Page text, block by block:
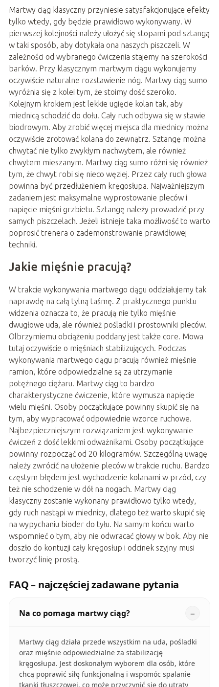
Martwy ciąg klasyczny przyniesie satysfakcjonujące efekty
tylko wtedy, gdy będzie prawidłowo wykonywany. W
pierwszej kolejności należy ułożyć się stopami pod sztangą
w taki sposób, aby dotykała ona naszych piszczeli. W
zależności od wybranego ćwiczenia stajemy na szerokości
barków. Przy klasycznym martwym ciągu wykonujemy
oczywiście naturalne rozstawienie nóg. Martwy ciąg sumo
wyróżnia się z kolei tym, że stoimy dość szeroko.
Kolejnym krokiem jest lekkie ugięcie kolan tak, aby
miednicą schodzić do dołu. Cały ruch odbywa się w stawie
biodrowym. Aby zrobić więcej miejsca dla miednicy można
oczywiście zrotować kolana do zewnątrz. Sztangę można
chwytać nie tylko zwykłym nachwytem, ale również
chwytem mieszanym. Martwy ciąg sumo różni się również
tym, że chwyt robi się nieco węziej. Przez cały ruch głowa
powinna być przedłużeniem kręgosłupa. Najważniejszym
zadaniem jest maksymalne wyprostowanie pleców i
napięcie mięśni grzbietu. Sztangę należy prowadzić przy
samych piszczelach. Jeżeli istnieje taka możliwość to warto
poprosić trenera o zademonstrowanie prawidłowej
techniki.
Jakie mięśnie pracują?
W trakcie wykonywania martwego ciągu oddziałujemy tak
naprawdę na całą tylną taśmę. Z praktycznego punktu
widzenia oznacza to, że pracują nie tylko mięśnie
dwugłowe uda, ale również pośladki i prostowniki pleców.
Olbrzymiemu obciążeniu poddany jest także core. Mowa
tutaj oczywiście o mięśniach stabilizujących. Podczas
wykonywania martwego ciągu pracują również mięśnie
ramion, które odpowiedzialne są za utrzymanie
potężnego ciężaru. Martwy ciąg to bardzo
charakterystyczne ćwiczenie, które wymusza napięcie
wielu mięśni. Osoby początkujące powinny skupić się na
tym, aby wypracować odpowiednie wzorce ruchowe.
Najbezpieczniejszym rozwiązaniem jest wykonywanie
ćwiczeń z dość lekkimi odważnikami. Osoby początkujące
powinny rozpocząć od 20 kilogramów. Szczególną uwagę
należy zwrócić na ułożenie pleców w trakcie ruchu. Bardzo
częstym błędem jest wychodzenie kolanami w przód, czy
też nie schodzenie w dół na nogach. Martwy ciąg
klasyczny zostanie wykonany prawidłowo tylko wtedy,
gdy ruch nastąpi w miednicy, dlatego też warto skupić się
na wypychaniu bioder do tyłu. Na samym końcu warto
wspomnieć o tym, aby nie odwracać głowy w bok. Aby nie
doszło do kontuzji cały kręgosłup i odcinek szyjny musi
tworzyć linię prostą.
FAQ – najczęściej zadawane pytania
Na co pomaga martwy ciąg?
Martwy ciąg działa przede wszystkim na uda, pośladki
oraz mięśnie odpowiedzialne za stabilizację
kręgosłupa. Jest doskonałym wyborem dla osób, które
chcą poprawić siłę funkcjonalną i wspomóc spalanie
tkanki tłuszczowej, co może przyczynić się do utraty